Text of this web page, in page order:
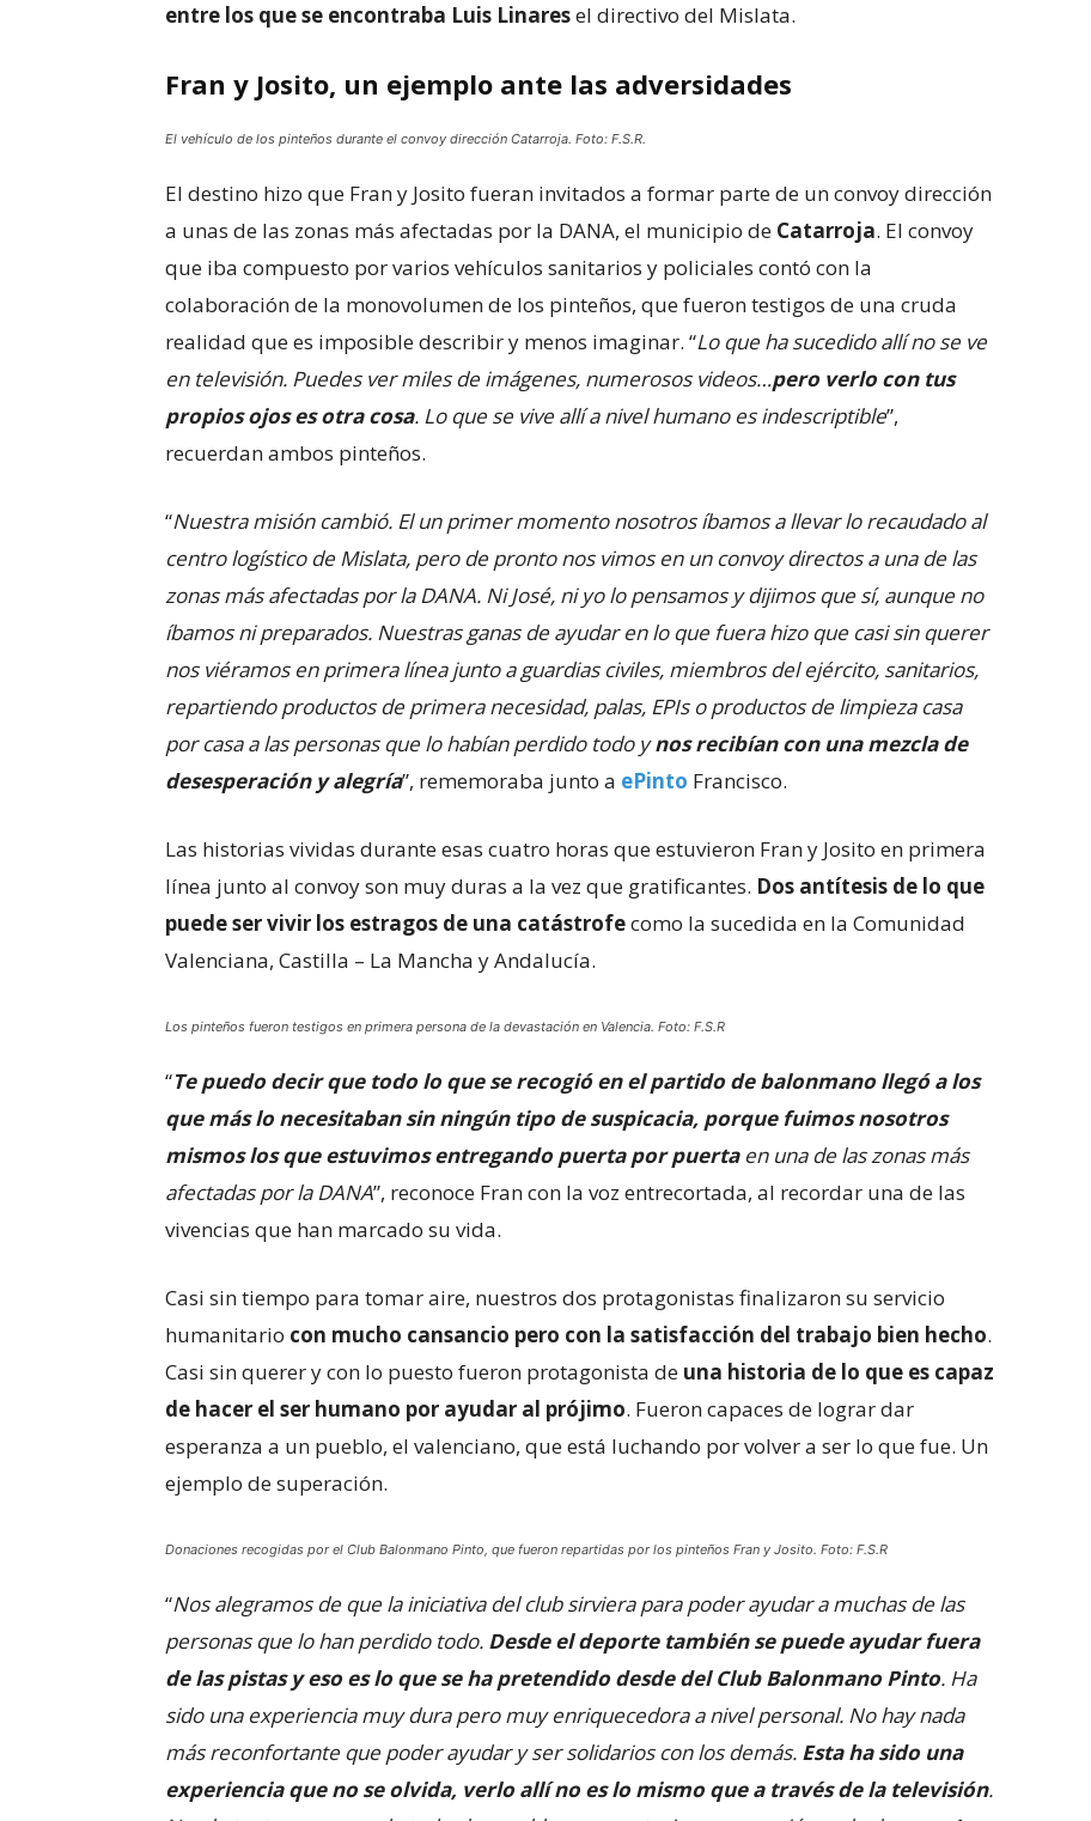
entre los que se encontraba Luis Linaresel directivo del Mislata.
Fran y Josito, un ejemplo ante las adversidades
El vehículo de los pinteños durante el convoy dirección Catarroja. Foto: F.S.R.
El destino hizo que Fran y Josito fueran invitados a formar parte de un convoy dirección
a unas de las zonas más afectadas por la DANA, el municipio de Catarroja. El convoy
que iba compuesto por varios vehículos sanitarios y policiales contó con la
colaboración de la monovolumen de los pinteños, que fueron testigos de una cruda
realidad que es imposible describir y menos imaginar. “Lo que ha sucedido allí no se ve
en televisión. Puedes ver miles de imágenes, numerosos videos…pero verlo con tus
propios ojos es otra cosa. Lo que se vive allí a nivel humano es indescriptible”,
recuerdan ambos pinteños.
“Nuestra misión cambió. El un primer momento nosotros íbamos a llevar lo recaudado al
centro logístico de Mislata, pero de pronto nos vimos en un convoy directos a una de las
zonas más afectadas por la DANA. Ni José, ni yo lo pensamos y dijimos que sí, aunque no
íbamos ni preparados. Nuestras ganas de ayudar en lo que fuera hizo que casi sin querer
nos viéramos en primera línea junto a guardias civiles, miembros del ejército, sanitarios,
repartiendo productos de primera necesidad, palas, EPIs o productos de limpieza casa
por casa a las personas que lo habían perdido todo ynos recibían con una mezcla de
desesperación y alegría”, rememoraba junto a ePinto Francisco.
Las historias vividas durante esas cuatro horas que estuvieron Fran y Josito en primera
línea junto al convoy son muy duras a la vez que gratificantes. Dos antítesis de lo que
puede ser vivir los estragos de una catástrofecomo la sucedida en la Comunidad
Valenciana, Castilla – La Mancha y Andalucía.
Los pinteños fueron testigos en primera persona de la devastación en Valencia. Foto: F.S.R
“Te puedo decir que todo lo que se recogió en el partido de balonmano llegó a los
que más lo necesitaban sin ningún tipo de suspicacia, porque fuimos nosotros
mismos los que estuvimos entregando puerta por puertaen una de las zonas más
afectadas por la DANA”, reconoce Fran con la voz entrecortada, al recordar una de las
vivencias que han marcado su vida.
Casi sin tiempo para tomar aire, nuestros dos protagonistas finalizaron su servicio
humanitario con mucho cansancio pero con la satisfacción del trabajo bien hecho.
Casi sin querer y con lo puesto fueron protagonista de una historia de lo que es capaz
de hacer el ser humano por ayudar al prójimo. Fueron capaces de lograr dar
esperanza a un pueblo, el valenciano, que está luchando por volver a ser lo que fue. Un
ejemplo de superación.
Donaciones recogidas por el Club Balonmano Pinto, que fueron repartidas por los pinteños Fran y Josito. Foto: F.S.R
“Nos alegramos de que la iniciativa del club sirviera para poder ayudar a muchas de las
personas que lo han perdido todo. Desde el deporte también se puede ayudar fuera
de las pistas y eso es lo que se ha pretendido desde del Club Balonmano Pinto. Ha
sido una experiencia muy dura pero muy enriquecedora a nivel personal. No hay nada
más reconfortante que poder ayudar y ser solidarios con los demás. Esta ha sido una
experiencia que no se olvida, verlo allí no es lo mismo que a través de la televisión.